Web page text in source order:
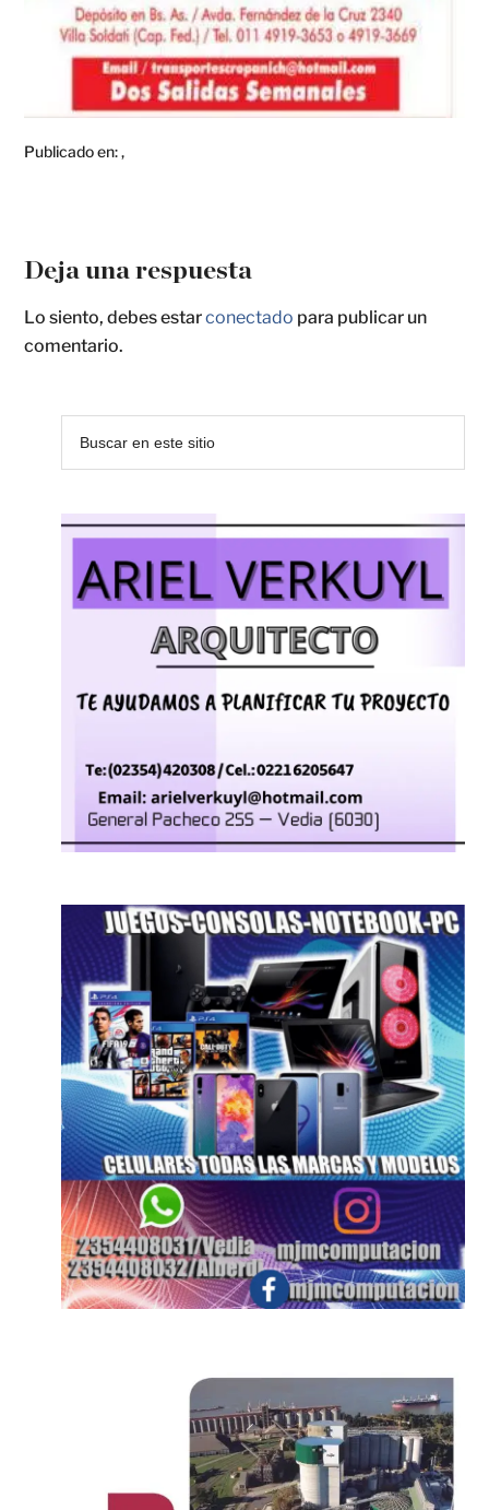
Publicado en:,
Deja una respuesta
Lo siento, debes estarconectado para publicar un
comentario.